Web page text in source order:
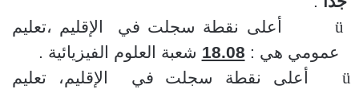
ü
أعلى نقطة سجلت في الإقليم ،تعليم
عمومي هي : 18.08 شعبة العلوم الفيزيائية .
ü
أعلى نقطة سجلت في الإقليم، تعليم